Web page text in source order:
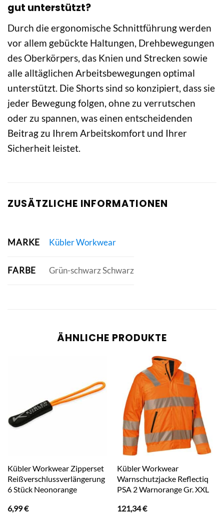
gut unterstützt?
Durch die ergonomische Schnittführung werden
vor allem gebückte Haltungen, Drehbewegungen
des Oberkörpers, das Knien und Strecken sowie
alle alltäglichen Arbeitsbewegungen optimal
unterstützt. Die Shorts sind so konzipiert, dass sie
jeder Bewegung folgen, ohne zu verrutschen
oder zu spannen, was einen entscheidenden
Beitrag zu Ihrem Arbeitskomfort und Ihrer
Sicherheit leistet.
ZUSÄTZLICHE INFORMATIONEN
MARKE Kübler Workwear
FARBE Grün-schwarz Schwarz
ÄHNLICHE PRODUKTE
Kübler Workwear Zipperset
Reißverschlussverlängerung
6 Stück Neonorange
6,99€
Kübler Workwear
Warnschutzjacke Reflectiq
PSA 2 Warnorange Gr. XXL
121,34€